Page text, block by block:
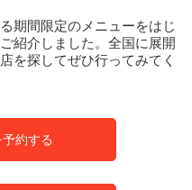
期間限定のメニューをはじ
紹介しました。全国に展開
を探してぜひ行ってみてく
予約する